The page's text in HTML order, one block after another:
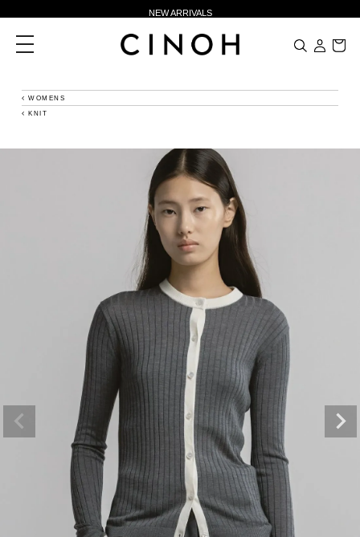
NEW ARRIVALS
新規会員登録500ポイントプレゼント
夏季休業に伴う一部業務休業のお知らせ
ニュースレター登録で¥1,000クーポン進呈
toggle
navigation
WOMENS
KNIT